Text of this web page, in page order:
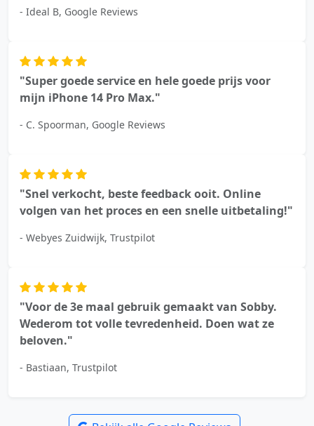
- Ideal B, Google Reviews
"Super goede service en hele goede prijs voor
mijn iPhone 14 Pro Max."
- C. Spoorman, Google Reviews
"Snel verkocht, beste feedback ooit. Online
volgen van het proces en een snelle uitbetaling!"
- Webyes Zuidwijk, Trustpilot
"Voor de 3e maal gebruik gemaakt van Sobby.
Wederom tot volle tevredenheid. Doen wat ze
beloven."
- Bastiaan, Trustpilot